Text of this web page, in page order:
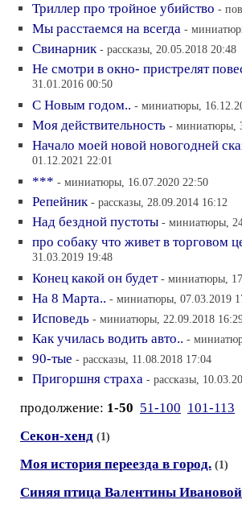
Триллер про тройное убийство -
Мы расстаемся на всегда -
Свинарник - рассказы, 20.05.2018 20:48
Не смотри в окно- пристрелят
31.01.2016 00:50
С Новым годом.. - миниатюры,
Моя действительность - миниатюры,
Начало моей новой новогодней
01.12.2021 22:01
*** - миниатюры, 16.07.2020 22:50
Репейник - рассказы, 28.09.2014 16:12
Над бездной пустоты - миниатюры,
про собаку что живет в торговом
31.03.2019 19:48
Конец какой он будет - миниатюры,
На 8 Марта.. - миниатюры, 07.03.2019
Исповедь - миниатюры, 22.09.2018
Как училась водить авто.. -
90-тые - рассказы, 11.08.2018 17:04
Пригоршня страха - рассказы,
продолжение: 1-50 51-100 101-113
Секон-хенд (1)
Моя история переезда в город. (1)
Синяя птица Валентины Ивановой